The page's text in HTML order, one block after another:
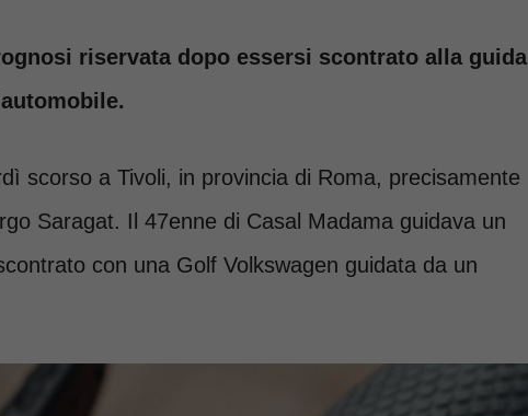
riservata dopo essersi scontrato alla guida
scorso a Tivoli, in provincia di Roma, precisamente
Saragat. Il 47enne di Casal Madama guidava un
con una Golf Volkswagen guidata da un